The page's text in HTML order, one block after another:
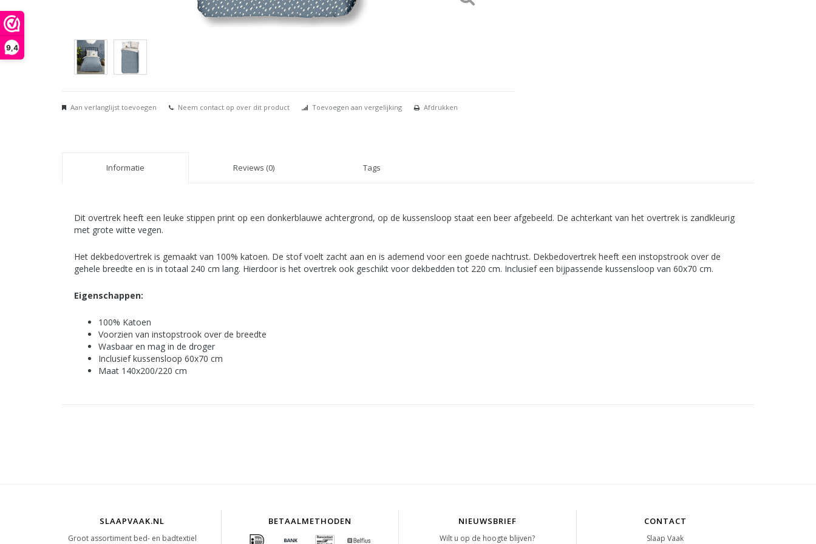
9,4
Aan verlanglijst toevoegen Neem contact op over dit product Toevoegen aan vergelijking Afdrukken
Informatie Reviews (0) Tags
Dit overtrek heeft een leuke stippen print op een donkerblauwe achtergrond, op de kussensloop staat een beer afgebeeld. De achterkant van het overtrek is zandkleurig
met grote witte vegen.
Het dekbedovertrek is gemaakt van 100% katoen. De stof voelt zacht aan en is ademend voor een goede nachtrust. Dekbedovertrek heeft een instopstrook over de
gehele breedte en is in totaal 240 cm lang. Hierdoor is het overtrek ook geschikt voor dekbedden tot 220 cm. Inclusief een bijpassende kussensloop van 60x70 cm.
Eigenschappen:
100% Katoen
Voorzien van instopstrook over de breedte
Wasbaar en mag in de droger
Inclusief kussensloop 60x70 cm
Maat 140x200/220 cm
SLAAPVAAK.NL
Groot assortiment bed- en badtextiel
BETAALMETHODEN NIEUWSBRIEF
Wilt u op de hoogte blijven?
CONTACT
Slaap Vaak